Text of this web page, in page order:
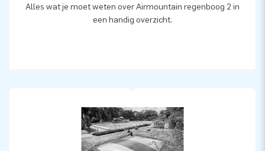
Alles wat je moet weten over Airmountain regenboog 2 in
een handig overzicht.